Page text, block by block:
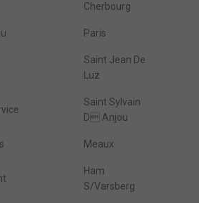
Cherbourg
Paris
Saint Jean De
Luz
Saint Sylvain
D Anjou
Meaux
Ham
S/Varsberg